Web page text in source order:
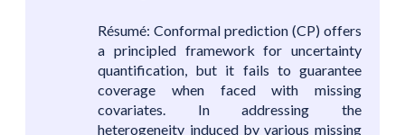
Résumé: Conformal prediction (CP) offers
a principled framework for uncertainty
quantification, but it fails to guarantee
coverage when faced with missing
covariates. In addressing the
heterogeneity induced by various missing